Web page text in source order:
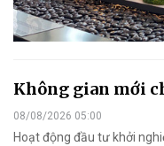
Không gian mới
08/08/2026 05:00
Hoạt động đầu tư khởi